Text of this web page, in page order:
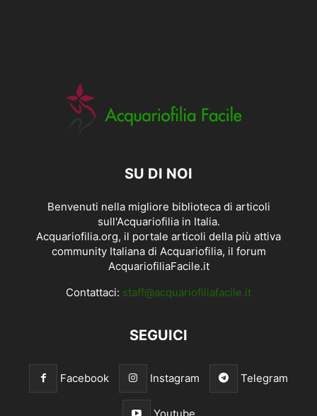
SU DI NOI
Benvenuti nella migliore biblioteca di articoli
sull'Acquariofilia in Italia.
Acquariofilia.org, il portale articoli della più attiva
community Italiana di Acquariofilia, il forum
AcquariofiliaFacile.it
Contattaci: staff@acquariofiliafacile.it
SEGUICI
Facebook Instagram Telegram